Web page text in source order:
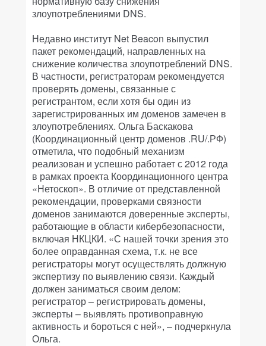
злоупотреблениями DNS.
Недавно институт Net Beacon выпустил
пакет рекомендаций, направленных на
снижение количества злоупотреблений DNS.
В частности, регистраторам рекомендуется
проверять домены, связанные с
регистрантом, если хотя бы один из
зарегистрированных им доменов замечен в
злоупотреблениях. Ольга Баскакова
(Координационный центр доменов .RU/.РФ)
отметила, что подобный механизм
реализован и успешно работает с 2012 года
в рамках проекта Координационного центра
«Нетоскоп». В отличие от представленной
рекомендации, проверками связности
доменов занимаются доверенные эксперты,
работающие в области кибербезопасности,
включая НКЦКИ. «С нашей точки зрения это
более оправданная схема, т.к. не все
регистраторы могут осуществлять должную
экспертизу по выявлению связи. Каждый
должен заниматься своим делом:
регистратор – регистрировать домены,
эксперты – выявлять противоправную
активность и бороться с ней», – подчеркнула
Ольга.